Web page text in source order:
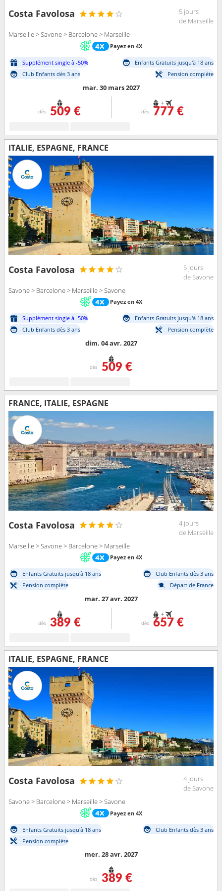
Costa Favolosa
5 jours
de Marseille
Marseille > Savone > Barcelone > Marseille
Payez en 4X
Supplément single à -50%
Enfants Gratuits jusqu'à 18 ans
Club Enfants dès 3 ans
Pension complète
mar. 30 mars 2027
dès 509 €
+
dès 777 €
ITALIE, ESPAGNE, FRANCE
Costa Favolosa
5 jours
de Savone
Savone > Barcelone > Marseille > Savone
Payez en 4X
Supplément single à -50%
Enfants Gratuits jusqu'à 18 ans
Club Enfants dès 3 ans
Pension complète
dim. 04 avr. 2027
dès 509 €
FRANCE, ITALIE, ESPAGNE
Costa Favolosa
4 jours
de Marseille
Marseille > Savone > Barcelone > Marseille
Payez en 4X
Enfants Gratuits jusqu'à 18 ans
Club Enfants dès 3 ans
Pension complète
Départ de France
mar. 27 avr. 2027
dès 389 €
+
dès 657 €
ITALIE, ESPAGNE, FRANCE
Costa Favolosa
4 jours
de Savone
Savone > Barcelone > Marseille > Savone
Payez en 4X
Enfants Gratuits jusqu'à 18 ans
Club Enfants dès 3 ans
Pension complète
mer. 28 avr. 2027
dès 389 €